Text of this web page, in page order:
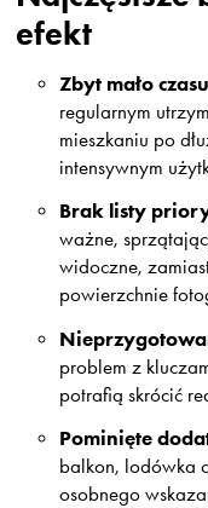
efekt
Zbyt mało
regularnym
mieszkaniu po
intensywnym
Brak listy
ważne,
widoczne,
powierzchnie
problem z
potrafią skrócić
Pominięte
balkon, lodówka
osobnego